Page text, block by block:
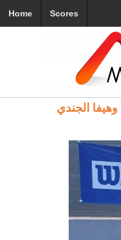
Home Scores
الجندي